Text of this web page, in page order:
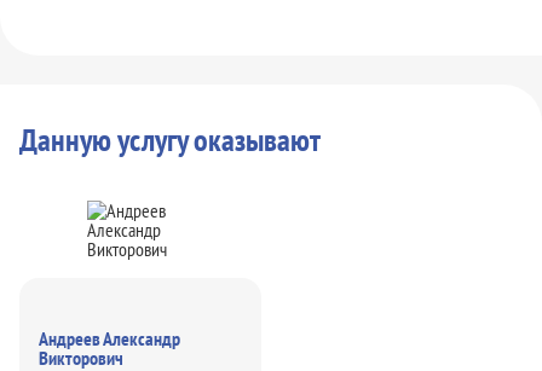
Данную услугу оказывают
Андреев Александр
Викторович